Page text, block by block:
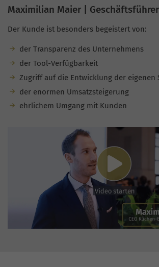
Maximilian Maier | Geschäftsführer
Der Kunde ist besonders begeistert von:
der Transparenz des Unternehmens
der Tool-Verfügbarkeit
Zugriff auf die Entwicklung der eigenen
der enormen Umsatzsteigerung
ehrlichem Umgang mit Kunden